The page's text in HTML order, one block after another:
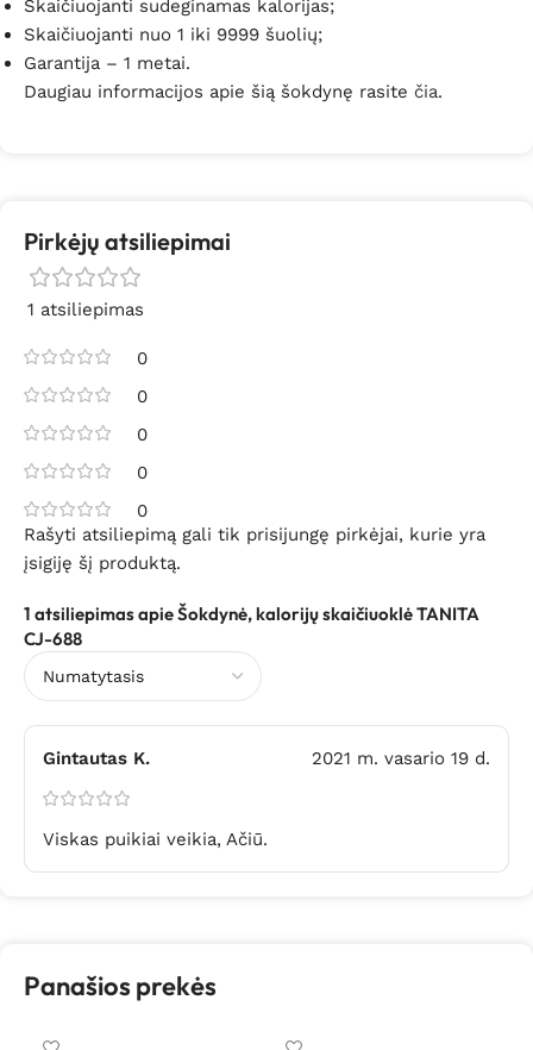
Skaičiuojanti sudeginamas kalorijas;
Skaičiuojanti nuo 1 iki 9999 šuolių;
Garantija – 1 metai.
Daugiau informacijos apie šią šokdynę rasite čia.
Pirkėjų atsiliepimai
1 atsiliepimas
0
0
0
0
0
1 atsiliepimas apieŠokdynė, kalorijų skaičiuoklė TANITA
CJ-688
Gintautas K. 2021 m. vasario 19 d.
Viskas puikiai veikia, Ačiū.
Rašyti atsiliepimą gali tik prisijungę pirkėjai, kurie yra
įsigiję šį produktą.
Panašios prekės